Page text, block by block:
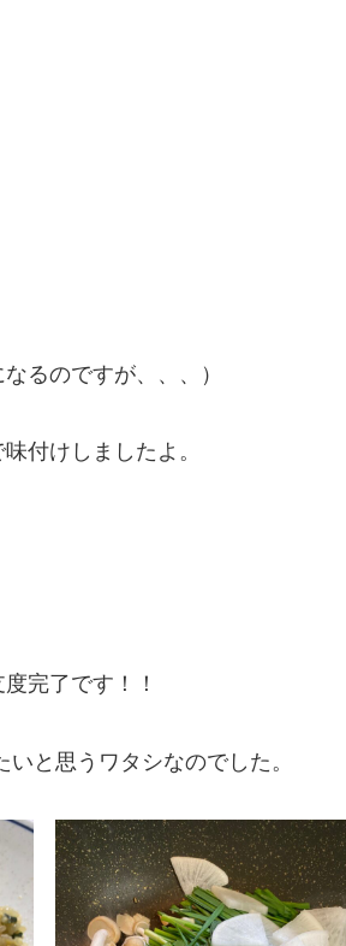
るのですが、、、）
付けしましたよ。
完了です！！
と思うワタシなのでした。